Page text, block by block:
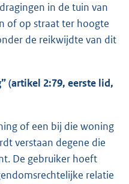
in de tuin van
of op straat ter hoogte
de reikwijdte van dit
(artikel 2:79, eerste lid,
of een bij die woning
verstaan degene die
De gebruiker hoeft
relatie